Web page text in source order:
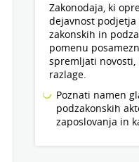
Zakonodaja, ki
dejavnost podjetja
zakonskih in
pomenu
spremljati
razlage.
Poznati namen
podzakonskih
zaposlovanja in